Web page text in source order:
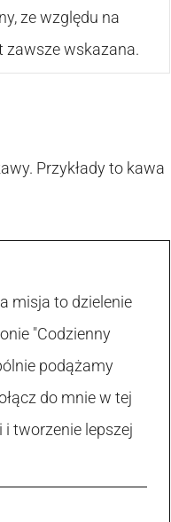
ze względu na
zawsze wskazana.
Przykłady to kawa
misja to dzielenie
"Codzienny
podążamy
do mnie w tej
i tworzenie lepszej